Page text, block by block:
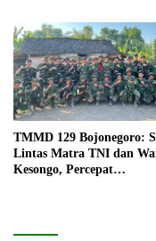
TMMD 129 Bojonegoro:
Lintas Matra TNI dan
Kesongo, Percepat